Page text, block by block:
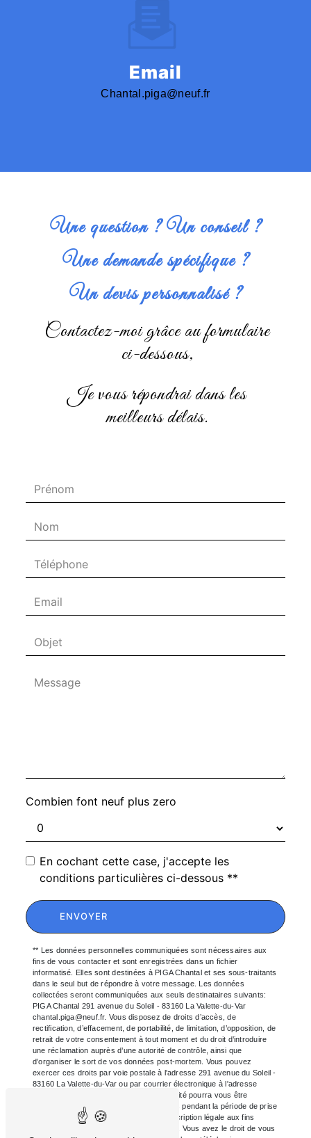
Email
chantal.piga@neuf.fr
Une question ? Un conseil ?
Une demande spécifique ?
Un devis personnalisé ?
Contactez-moi grâce au formulaire
ci-dessous,
je vous répondrai dans les
meilleurs délais.
Combien font neuf plus zero
En cochant cette case, j'accepte les
conditions particulières ci-dessous **
ENVOYER
** Les données personnelles communiquées sont nécessaires aux
fins de vous contacter et sont enregistrées dans un fichier
informatisé. Elles sont destinées à PIGA Chantal et ses sous-traitants
dans le seul but de répondre à votre message. Les données
collectées seront communiquées aux seuls destinataires suivants:
PIGA Chantal 291 avenue du Soleil - 83160 La Valette-du-Var
chantal.piga@neuf.fr. Vous disposez de droits d’accès, de
rectification, d’effacement, de portabilité, de limitation, d’opposition, de
retrait de votre consentement à tout moment et du droit d’introduire
une réclamation auprès d’une autorité de contrôle, ainsi que
d’organiser le sort de vos données post-mortem. Vous pouvez
exercer ces droits par voie postale à l'adresse 291 avenue du Soleil -
83160 La Valette-du-Var ou par courrier électronique à l'adresse
chantal.piga@neuf.fr. Un justificatif d'identité pourra vous être
demandé. Nous conservons vos données pendant la période de prise
de contact puis pendant la durée de prescription légale aux fins
probatoires et de gestion des contentieux. Vous avez le droit de vous